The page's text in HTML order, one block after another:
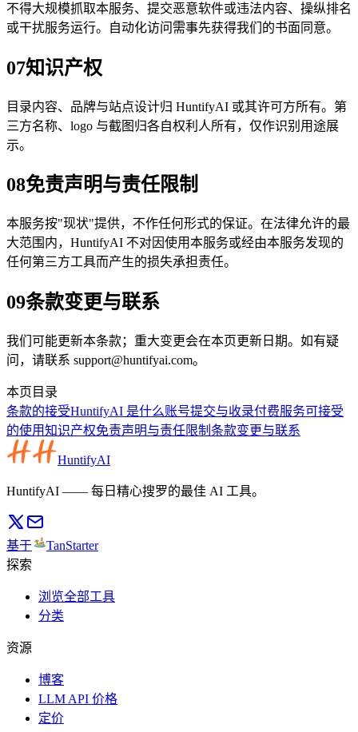
不得大规模抓取本服务、提交恶意软件或违法内容、操纵排名
或干扰服务运行。自动化访问需事先获得我们的书面同意。
07知识产权
目录内容、品牌与站点设计归 HuntifyAI 或其许可方所有。第
三方名称、logo 与截图归各自权利人所有，仅作识别用途展
示。
08免责声明与责任限制
本服务按"现状"提供，不作任何形式的保证。在法律允许的最
大范围内，HuntifyAI 不对因使用本服务或经由本服务发现的
任何第三方工具而产生的损失承担责任。
09条款变更与联系
我们可能更新本条款；重大变更会在本页更新日期。如有疑
问，请联系 support@huntifyai.com。
本页目录
条款的接受HuntifyAI 是什么账号提交与收录付费服务可接受
的使用知识产权免责声明与责任限制 条款变更与联系
HuntifyAI
HuntifyAI —— 每日精心搜罗的最佳 AI 工具。
基于
TanStarter
探索
浏览全部工具
分类
资源
博客
LLM API 价格
定价